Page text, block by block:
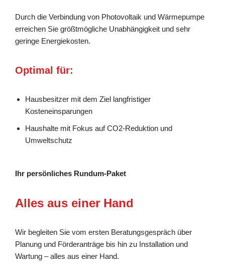
Durch die Verbindung von Photovoltaik und Wärmepumpe
erreichen Sie größtmögliche Unabhängigkeit und sehr
geringe Energiekosten.
Optimal für:
Hausbesitzer mit dem Ziel langfristiger
Kosteneinsparungen
Haushalte mit Fokus auf CO2-Reduktion und
Umweltschutz
Ihr persönliches Rundum-Paket
Alles aus einer Hand
Wir begleiten Sie vom ersten Beratungsgespräch über
Planung und Förderanträge bis hin zu Installation und
Wartung – alles aus einer Hand.